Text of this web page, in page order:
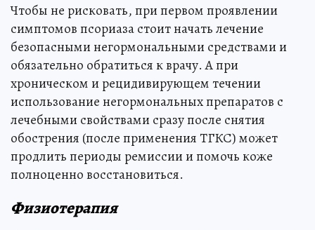
Чтобы не рисковать, при первом проявлении
симптомов псориаза стоит начать лечение
безопасными негормональными средствами и
обязательно обратиться к врачу. А при
хроническом и рецидивирующем течении
использование негормональных препаратов с
лечебными свойствами сразу после снятия
обострения (после применения ТГКС) может
продлить периоды ремиссии и помочь коже
полноценно восстановиться.
Физиотерапия